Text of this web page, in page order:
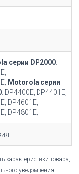
серии DP2000:
Motorola серии
: DP4400E, DP4401E,
DP4601E,
DP4801E;
характеристики товара,
уведомления